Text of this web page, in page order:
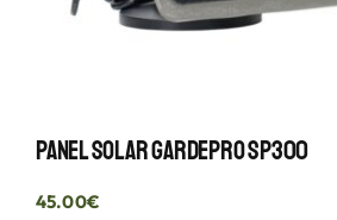
Panel Solar GardePro SP300
45.00€